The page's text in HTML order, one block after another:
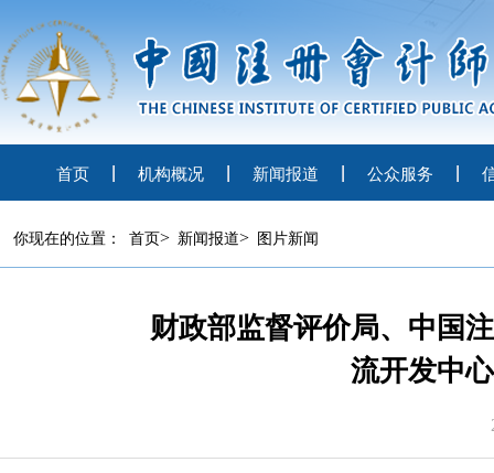
首页 机构概况 新闻报道 公众服务
你现在的位置： 首页> 新闻报道> 图片新闻
财政部监督评价局、中国
流开发中